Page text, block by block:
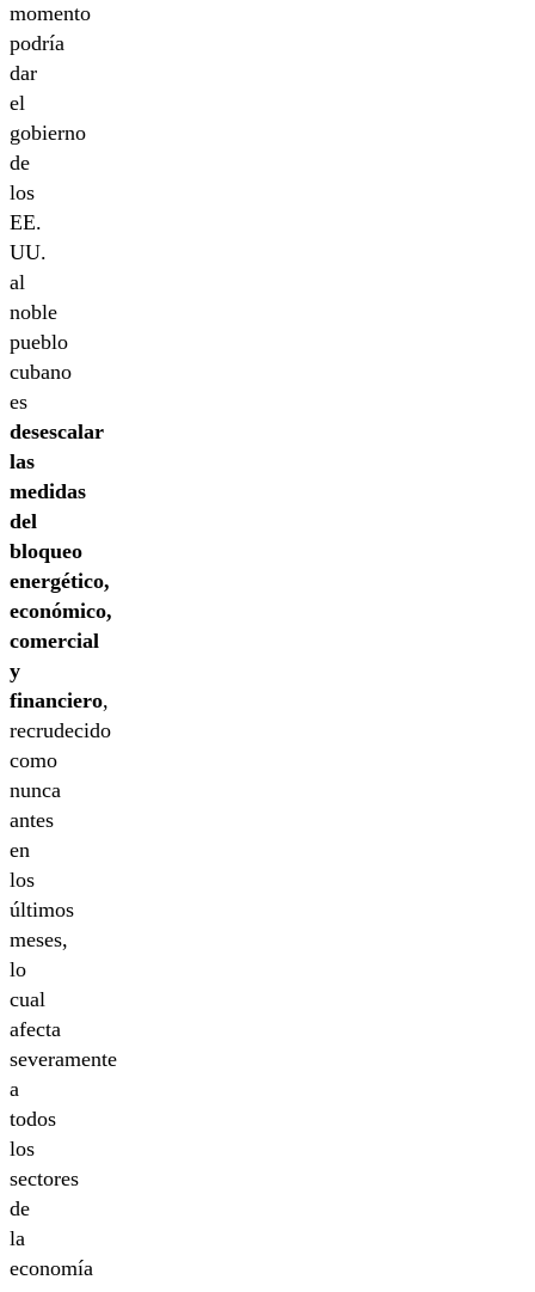
momento
podría
dar
el
gobierno
de
los
EE.
UU.
al
noble
pueblo
cubano
es
desescalar
las
medidas
del
bloqueo
energético,
económico,
comercial
y
financiero,
recrudecido
como
nunca
antes
en
los
últimos
meses,
lo
cual
afecta
severamente
a
todos
los
sectores
de
la
economía